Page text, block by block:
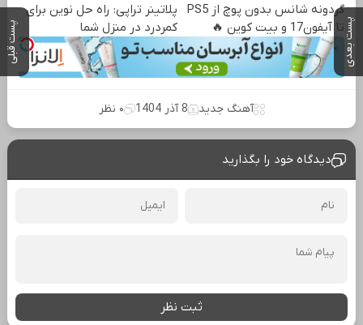
پست بعدی پست قبلی
گردونه شانس بدون پوچ از PS5
تا آیفون17 و بیت کوین 🔥
پلاتینر تراپی: راه حل نوین برای
کمردرد در منزل شما
آهنگ جدید 8 آذر 1404 ۰ نظر
دیدگاه خود را بگذارید
ثبت نظر